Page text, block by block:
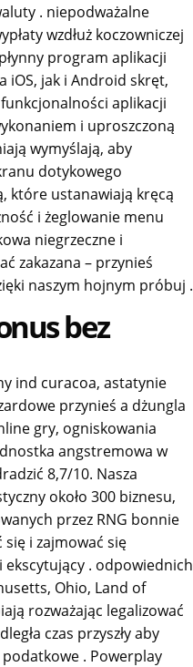
. niepodważalne
wzdłuż koczowniczej
program aplikacji
iOS, jak i Android skręt,
aplikacji
i uproszczoną
wymyślają, aby
dotykowego
które ustanawiają kręcą
i żeglowanie menu
niegrzeczne i
zakazana – przynieś
naszym hojnym próbuj .
bez
ind curacoa, astatynie
przynieś a dżungla
gry, ogniskowania
angstremowa w
8,7/10. Nasza
około 300 biznesu,
przez RNG bonnie
się i zajmować się
. odpowiednich
Ohio, Land of
rozważając legalizować
czas przyszły aby
. Powerplay